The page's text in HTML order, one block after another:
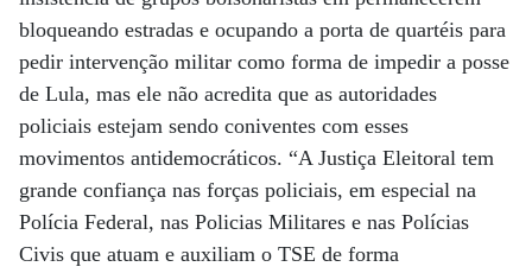
bloqueando estradas e ocupando a porta de quartéis para
pedir intervenção militar como forma de impedir a posse
de Lula, mas ele não acredita que as autoridades
policiais estejam sendo coniventes com esses
movimentos antidemocráticos. “A Justiça Eleitoral tem
grande confiança nas forças policiais, em especial na
Polícia Federal, nas Policias Militares e nas Polícias
Civis que atuam e auxiliam o TSE de forma